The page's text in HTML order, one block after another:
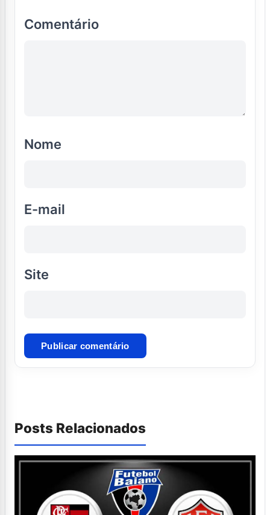
Comentário
Nome
E-mail
Site
Posts Relacionados